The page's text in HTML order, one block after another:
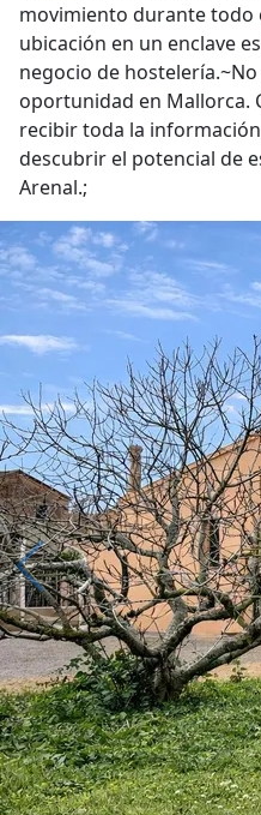
movimiento durante todo
ubicación en un enclave
negocio de
oportunidad en Mallorca.
recibir toda la
descubrir el potencial de
Arenal.;